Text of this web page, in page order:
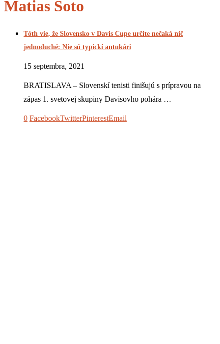
Matias Soto
Tóth vie, že Slovensko v Davis Cupe určite nečaká nič
jednoduché: Nie sú typickí antukári
15 septembra, 2021
BRATISLAVA – Slovenskí tenisti finišujú s prípravou na
zápas 1. svetovej skupiny Davisovho pohára …
0 FacebookTwitterPinterestEmail